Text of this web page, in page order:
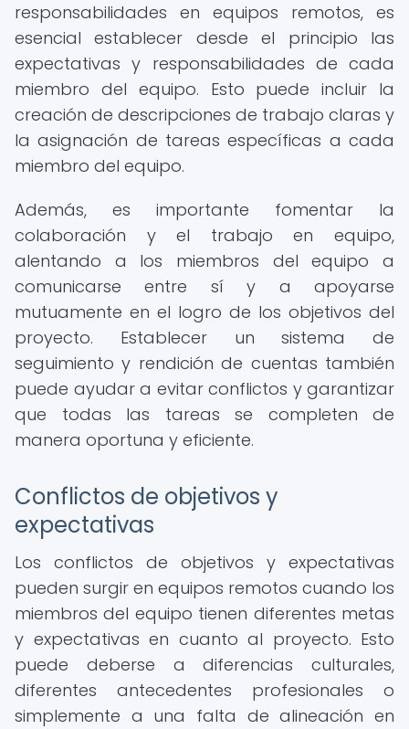
responsabilidades en equipos remotos, es
esencial establecer desde el principio las
expectativas y responsabilidades de cada
miembro del equipo. Esto puede incluir la
creación de descripciones de trabajo claras y
la asignación de tareas específicas a cada
miembro del equipo.
Además, es importante fomentar la
colaboración y el trabajo en equipo,
alentando a los miembros del equipo a
comunicarse entre sí y a apoyarse
mutuamente en el logro de los objetivos del
proyecto. Establecer un sistema de
seguimiento y rendición de cuentas también
puede ayudar a evitar conflictos y garantizar
que todas las tareas se completen de
manera oportuna y eficiente.
Conflictos de objetivos y
expectativas
Los conflictos de objetivos y expectativas
pueden surgir en equipos remotos cuando los
miembros del equipo tienen diferentes metas
y expectativas en cuanto al proyecto. Esto
puede deberse a diferencias culturales,
diferentes antecedentes profesionales o
simplemente a una falta de alineación en